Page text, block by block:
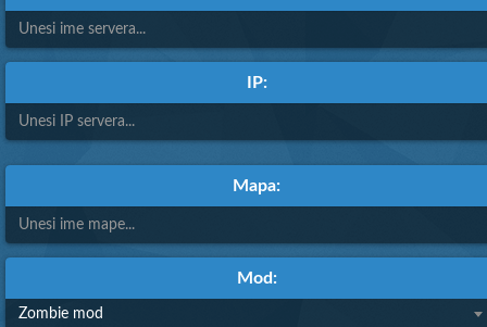
IP:
Mapa:
Mod:
Zombie mod